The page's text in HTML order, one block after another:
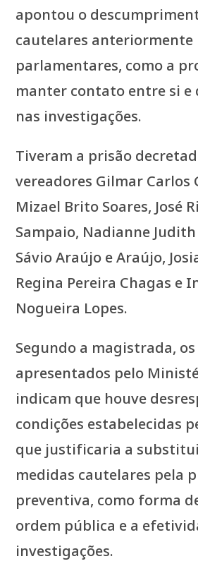
apontou o
cautelares anteriormente
parlamentares, como a
manter contato entre si
nas investigações.
Tiveram a prisão
vereadores Gilmar Carlos
Mizael Brito Soares, José
Sampaio, Nadianne Judith
Sávio Araújo e Araújo,
Regina Pereira Chagas e
Nogueira Lopes.
Segundo a magistrada,
apresentados pelo
indicam que houve
condições estabelecidas
que justificaria a
medidas cautelares pela
preventiva, como forma
ordem pública e a
investigações.